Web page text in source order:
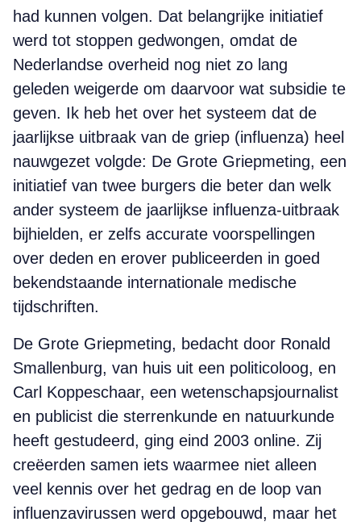
had kunnen volgen. Dat belangrijke initiatief
werd tot stoppen gedwongen, omdat de
Nederlandse overheid nog niet zo lang
geleden weigerde om daarvoor wat subsidie te
geven. Ik heb het over het systeem dat de
jaarlijkse uitbraak van de griep (influenza) heel
nauwgezet volgde: De Grote Griepmeting, een
initiatief van twee burgers die beter dan welk
ander systeem de jaarlijkse influenza-uitbraak
bijhielden, er zelfs accurate voorspellingen
over deden en erover publiceerden in goed
bekendstaande internationale medische
tijdschriften.
De Grote Griepmeting, bedacht door Ronald
Smallenburg, van huis uit een politicoloog, en
Carl Koppeschaar, een wetenschapsjournalist
en publicist die sterrenkunde en natuurkunde
heeft gestudeerd, ging eind 2003 online. Zij
creëerden samen iets waarmee niet alleen
veel kennis over het gedrag en de loop van
influenzavirussen werd opgebouwd, maar het